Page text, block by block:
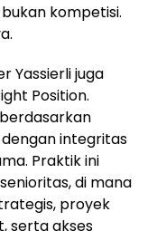
kompetisi.
Yassierli juga
Position.
integritas
Praktik ini
di mana
proyek
serta akses